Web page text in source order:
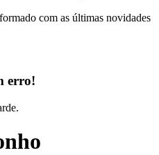
com as últimas novidades
erro!